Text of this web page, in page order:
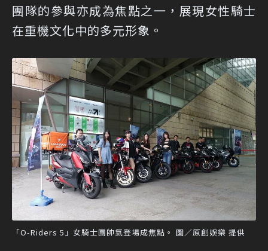
團隊的參與亦成為焦點之一，展現女性騎士
在重機文化中的多元形象。
「O-Riders 5」女騎士團帥氣登場成焦點。 圖／原創娛樂 提供